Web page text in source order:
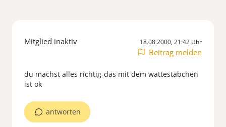
Mitglied inaktiv 18.08.2000, 21:42 Uhr
Beitrag melden
du machst alles richtig-das mit dem wattestäbchen
ist ok
antworten